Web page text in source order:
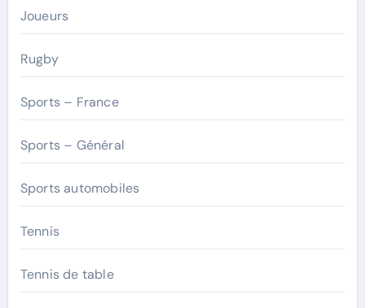
Joueurs
Rugby
Sports – France
Sports – Général
Sports automobiles
Tennis
Tennis de table